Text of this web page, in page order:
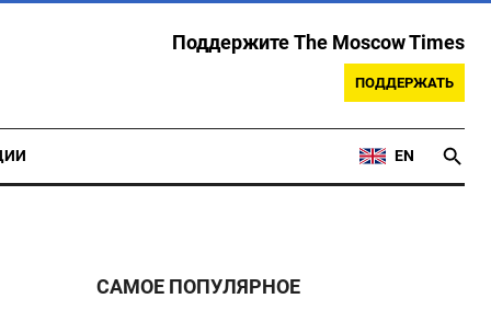
Поддержите The Moscow Times
ПОДДЕРЖАТЬ
EN
САМОЕ ПОПУЛЯРНОЕ